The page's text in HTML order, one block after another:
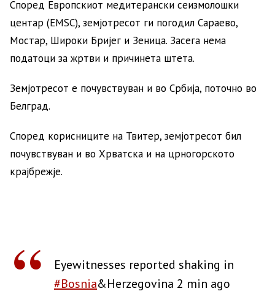
Според Европскиот медитерански сеизмолошки
центар (EMSC), земјотресот ги погодил Сараево,
Мостар, Широки Бријег и Зеница. Засега нема
податоци за жртви и причинета штета.
Земјотресот е почувствуван и во Србија, поточно во
Белград.
Според корисниците на Твитер, земјотресот бил
почувствуван и во Хрватска и на црногорското
крајбрежје.
Eyewitnesses reported shaking in
#Bosnia&Herzegovina 2 min ago